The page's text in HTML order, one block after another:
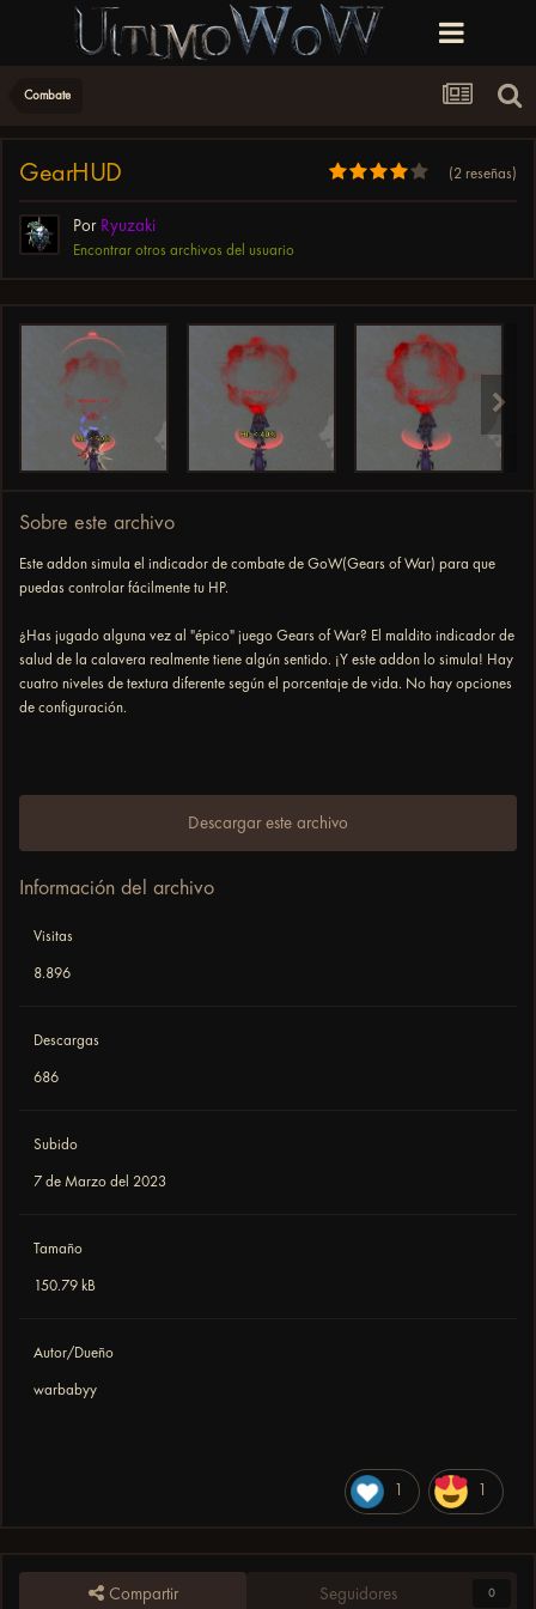
Combate
GearHUD (2 reseñas)
Por Ryuzaki
Encontrar otros archivos del usuario
Sobre este archivo
Este addon simula el indicador de combate de GoW(Gears of War) para que
puedas controlar fácilmente tu HP.
¿Has jugado alguna vez al "épico" juego Gears of War? El maldito indicador de
salud de la calavera realmente tiene algún sentido. ¡Y este addon lo simula! Hay
cuatro niveles de textura diferente según el porcentaje de vida. No hay opciones
de configuración.
Descargar este archivo
Información del archivo
Visitas
8.896
Descargas
686
Subido
7 de Marzo del 2023
Tamaño
150.79 kB
Autor/Dueño
warbabyy
1 1
Compartir Seguidores 0